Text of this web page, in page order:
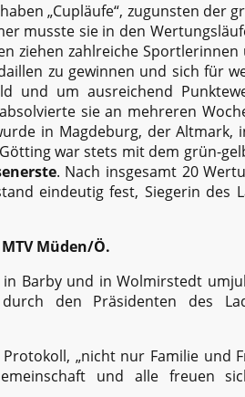
„Cupläufe“, zugunsten der
musste sie in den
ziehen zahlreiche
zu gewinnen und sich für
und um ausreichend
sie an mehreren
in Magdeburg, der Altmark,
war stets mit dem grün-
. Nach insgesamt 20
eindeutig fest, Siegerin des
Müden/Ö.
Barby und in Wolmirstedt
den Präsidenten des
„nicht nur Familie und
und alle freuen